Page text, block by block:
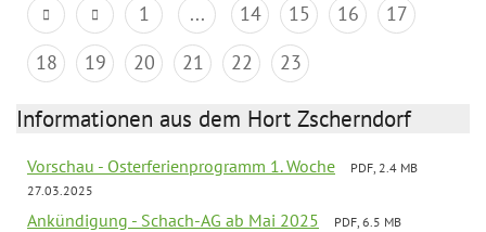
1 ... 14 15 16
17
18
19 20 21 22 23
Informationen aus dem Hort Zscherndorf
Vorschau - Osterferienprogramm 1. Woche
PDF, 2.4 MB
27.03.2025
Ankündigung - Schach-AG ab Mai 2025
PDF, 6.5 MB